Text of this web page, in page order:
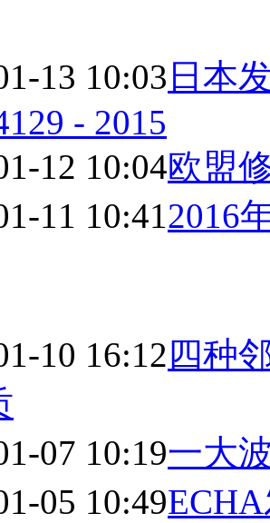
13 10:03 日本
- 2015
12 10:04欧盟
11 10:412016
10 16:12 四种
07 10:19一大
05 10:49